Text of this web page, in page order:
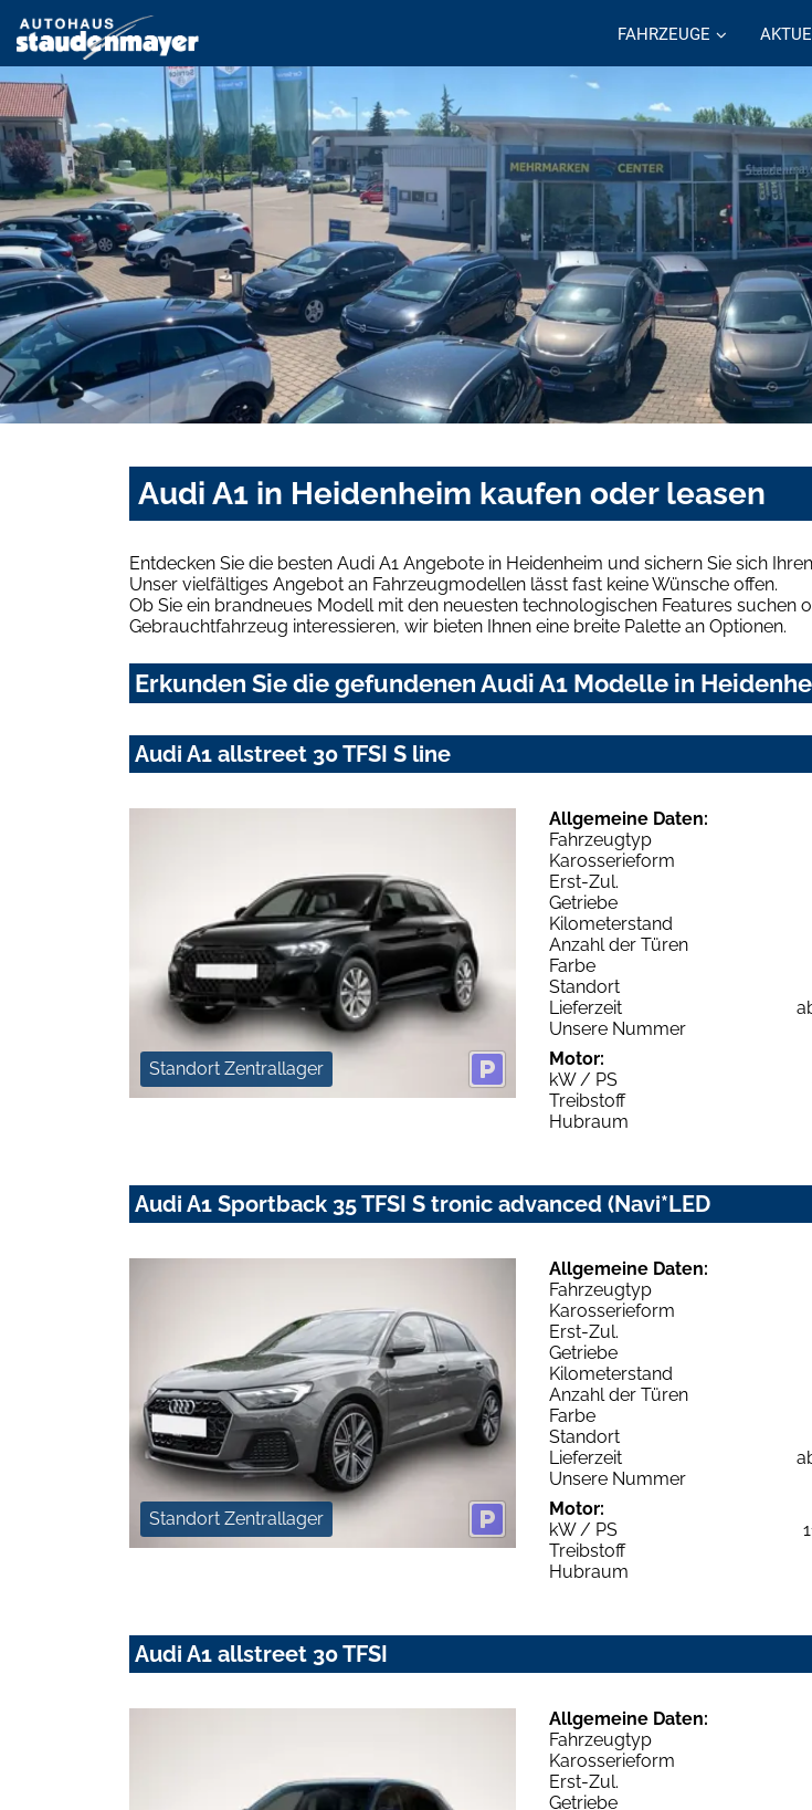
FAHRZEUGE
Audi A1 in Heidenheim kaufen oder leasen
Entdecken Sie die besten Audi A1 Angebote in Heidenheim und sichern Sie sich
Unser vielfältiges Angebot an Fahrzeugmodellen lässt fast keine Wünsche offen.
Ob Sie ein brandneues Modell mit den neuesten technologischen Features
Gebrauchtfahrzeug interessieren, wir bieten Ihnen eine breite Palette an Optionen.
Erkunden Sie die gefundenen Audi A1 Modelle in
Audi A1 allstreet 30 TFSI S line
Standort Zentrallager
Allgemeine Daten:
Fahrzeugtyp
Karosserieform
Erst-Zul.
Getriebe
Kilometerstand
Anzahl der Türen
Farbe
Standort
Lieferzeit
Unsere Nummer
Motor:
kW / PS
Treibstoff
Hubraum
Audi A1 Sportback 35 TFSI S tronic advanced (Navi*LED
Standort Zentrallager
Allgemeine Daten:
Fahrzeugtyp
Karosserieform
Erst-Zul.
Getriebe
Kilometerstand
Anzahl der Türen
Farbe
Standort
Lieferzeit
Unsere Nummer
Motor:
kW / PS
Treibstoff
Hubraum
Audi A1 allstreet 30 TFSI
Allgemeine Daten:
Fahrzeugtyp
Karosserieform
Erst-Zul.
Getriebe